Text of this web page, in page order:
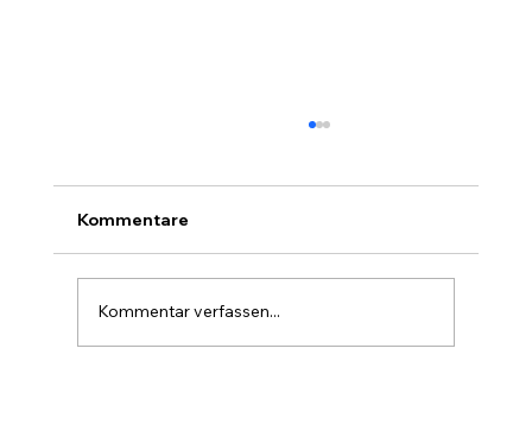
Kommentare
Kommentar verfassen...